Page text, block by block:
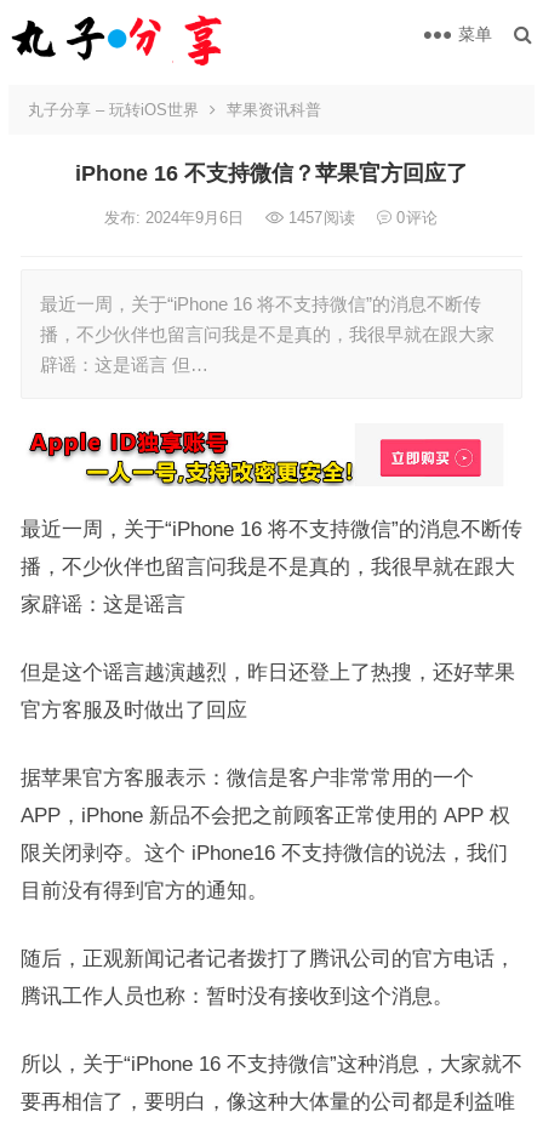
菜单
丸子分享 – 玩转iOS世界 苹果资讯科普
iPhone 16 不支持微信？苹果官方回应了
发布: 2024年9月6日 1457阅读 0评论
最近一周，关于“iPhone 16 将不支持微信”的消息不断传
播，不少伙伴也留言问我是不是真的，我很早就在跟大家
辟谣：这是谣言 但…
最近一周，关于“iPhone 16 将不支持微信”的消息不断传
播，不少伙伴也留言问我是不是真的，我很早就在跟大
家辟谣：这是谣言
但是这个谣言越演越烈，昨日还登上了热搜，还好苹果
官方客服及时做出了回应
据苹果官方客服表示：微信是客户非常常用的一个
APP，iPhone 新品不会把之前顾客正常使用的 APP 权
限关闭剥夺。这个 iPhone16 不支持微信的说法，我们
目前没有得到官方的通知。
随后，正观新闻记者记者拨打了腾讯公司的官方电话，
腾讯工作人员也称：暂时没有接收到这个消息。
所以，关于“iPhone 16 不支持微信”这种消息，大家就不
要再相信了，要明白，像这种大体量的公司都是利益唯